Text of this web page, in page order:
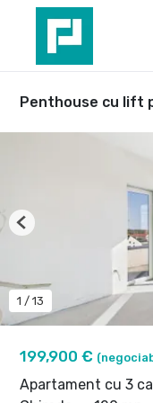
Penthouse cu lift
199,900 €
Apartament cu 3
1 / 13
Previous